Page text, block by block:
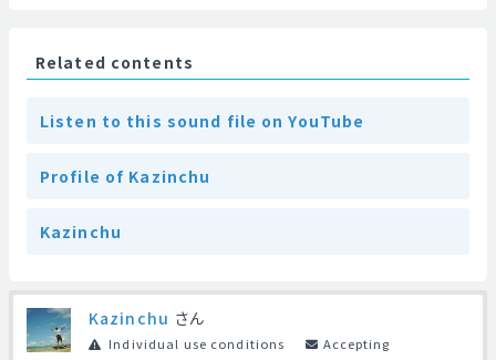
Related contents
Listen to this sound file on YouTube
Profile of Kazinchu
Kazinchu
Kazinchu さん
Individual use conditions Accepting